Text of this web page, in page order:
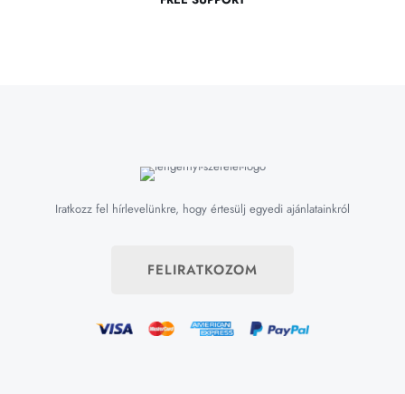
Iratkozz fel hírlevelünkre, hogy értesülj egyedi ajánlatainkról
FELIRATKOZOM